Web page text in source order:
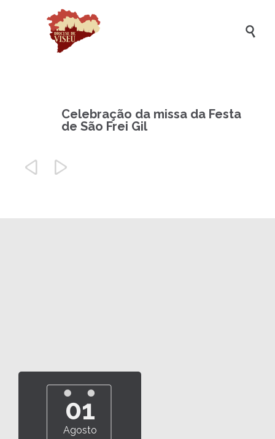

Celebração da missa da Festa
de São Frei Gil
 
01
Agosto